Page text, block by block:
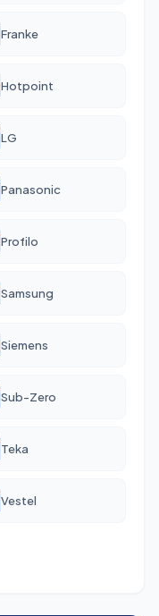
Franke
Hotpoint
LG
Panasonic
Profilo
Samsung
Siemens
Sub-Zero
Teka
Vestel